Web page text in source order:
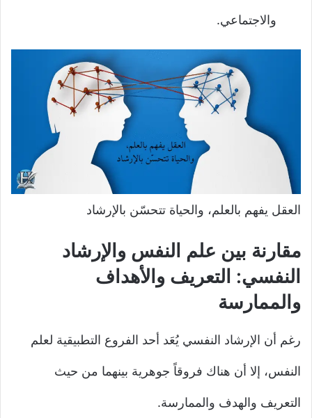
والاجتماعي.
العقل يفهم بالعلم، والحياة تتحسّن بالإرشاد
مقارنة بين علم النفس والإرشاد
النفسي: التعريف والأهداف
والممارسة
رغم أن الإرشاد النفسي يُعَد أحد الفروع التطبيقية لعلم
النفس، إلا أن هناك فروقاً جوهرية بينهما من حيث
التعريف والهدف والممارسة.